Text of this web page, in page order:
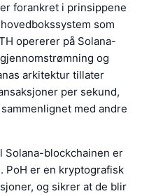
forankret i prinsippene
som
opererer på Solana-
og
arkitektur tillater
per sekund,
med andre
Solana-blockchainen er
PoH er en kryptografisk
og sikrer at de blir